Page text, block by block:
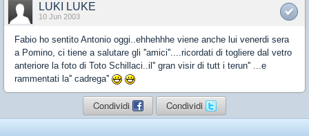
LUKI LUKE
10 Jun 2003
Fabio ho sentito Antonio oggi..ehhehhhe viene anche lui venerdi sera
a Pomino, ci tiene a salutare gli ''amici''....ricordati di togliere dal vetro
anteriore la foto di Toto Schillaci..il'' gran visir di tutt i terun'' ...e
rammentati la'' cadrega''
Condividi Condividi